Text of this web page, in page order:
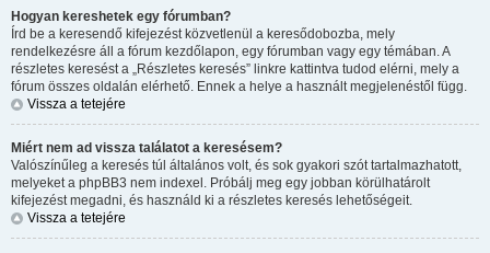
Hogyan kereshetek egy fórumban?
Írd be a keresendő kifejezést közvetlenül a keresődobozba, mely
rendelkezésre áll a fórum kezdőlapon, egy fórumban vagy egy témában. A
részletes keresést a „Részletes keresés” linkre kattintva tudod elérni, mely a
fórum összes oldalán elérhető. Ennek a helye a használt megjelenéstől függ.
Vissza a tetejére
Miért nem ad vissza találatot a keresésem?
Valószínűleg a keresés túl általános volt, és sok gyakori szót tartalmazhatott,
melyeket a phpBB3 nem indexel. Próbálj meg egy jobban körülhatárolt
kifejezést megadni, és használd ki a részletes keresés lehetőségeit.
Vissza a tetejére